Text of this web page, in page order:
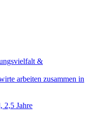
&
arbeiten zusammen in
2,5 Jahre